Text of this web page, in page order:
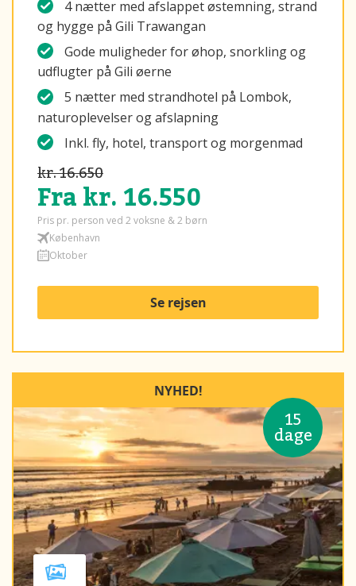
4 nætter med afslappet østemning, strand
og hygge på Gili Trawangan
Gode muligheder for øhop, snorkling og
udflugter på Gili øerne
5 nætter med strandhotel på Lombok,
naturoplevelser og afslapning
Inkl. fly, hotel, transport og morgenmad
kr. 16.650
Fra kr. 16.550
Pris pr. person ved 2 voksne & 2 børn
København
Oktober
Se rejsen
15
dage
NYHED!